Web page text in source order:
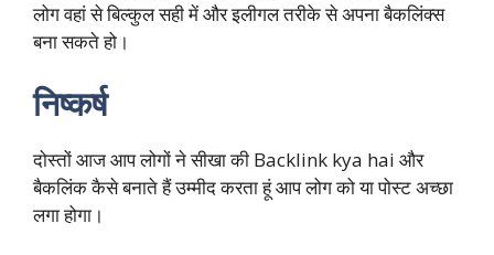
लोग वहां से बिल्कुल सही में और इलीगल तरीके से अपना बैकलिंक्स
बना सकते हो।
निष्कर्ष
दोस्तों आज आप लोगों ने सीखा की Backlink kya hai और
बैकलिंक कैसे बनाते हैं उम्मीद करता हूं आप लोग को या पोस्ट अच्छा
लगा होगा।